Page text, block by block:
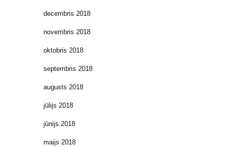
decembris 2018
novembris 2018
oktobris 2018
septembris 2018
augusts 2018
jūlijs 2018
jūnijs 2018
maijs 2018